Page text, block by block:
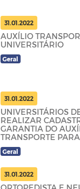
31.01.2022
AUXÍLIO
UNIVERSITÁRIO
Geral
31.01.2022
UNIVERSITÁRIOS
REALIZAR
GARANTIA DO
TRANSPORTE
TALHADA ATÉ
Geral
31.01.2022